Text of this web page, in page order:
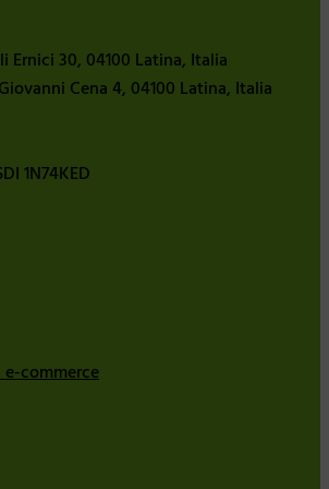
Ernici 30, 04100 Latina, Italia
Cena 4, 04100 Latina, Italia
1N74KED
commerce